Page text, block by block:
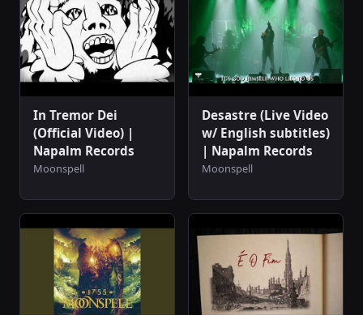
In Tremor Dei
(Official Video) |
Napalm Records
Moonspell
Desastre (Live Video
w/ English subtitles)
| Napalm Records
Moonspell